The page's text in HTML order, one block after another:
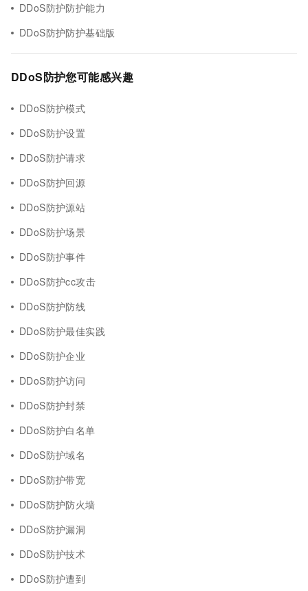
DDoS防护防护能力
DDoS防护防护基础版
DDoS防护您可能感兴趣
DDoS防护模式
DDoS防护设置
DDoS防护请求
DDoS防护回源
DDoS防护源站
DDoS防护场景
DDoS防护事件
DDoS防护cc攻击
DDoS防护防线
DDoS防护最佳实践
DDoS防护企业
DDoS防护访问
DDoS防护封禁
DDoS防护白名单
DDoS防护域名
DDoS防护带宽
DDoS防护防火墙
DDoS防护漏洞
DDoS防护技术
DDoS防护遭到